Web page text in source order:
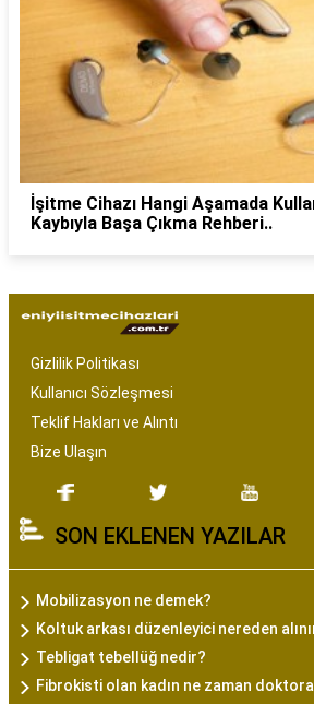
İşitme Cihazı Hangi Aşamada
Kaybıyla Başa Çıkma Rehberi..
Gizlilik Politikası
Kullanıcı Sözleşmesi
Teklif Hakları ve Alıntı
Bize Ulaşın
SON EKLENEN YAZILAR
Mobilizasyon ne demek?
Koltuk arkası düzenleyici nereden
Tebligat tebellüğ nedir?
Fibrokisti olan kadın ne zaman